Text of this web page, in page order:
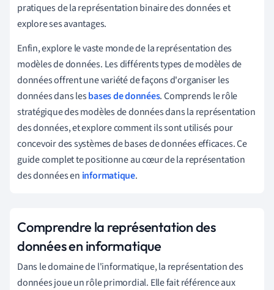
pratiques de la représentation binaire des données et
explore ses avantages.
Enfin, explore le vaste monde de la représentation des
modèles de données. Les différents types de modèles de
données offrent une variété de façons d'organiser les
données dans lesbases de données. Comprends le rôle
stratégique des modèles de données dans la représentation
des données, et explore comment ils sont utilisés pour
concevoir des systèmes de bases de données efficaces. Ce
guide complet te positionne au cœur de la représentation
des données en informatique.
Comprendre la représentation des
données en informatique
Dans le domaine de l'informatique, la représentation des
données joue un rôle primordial. Elle fait référence aux